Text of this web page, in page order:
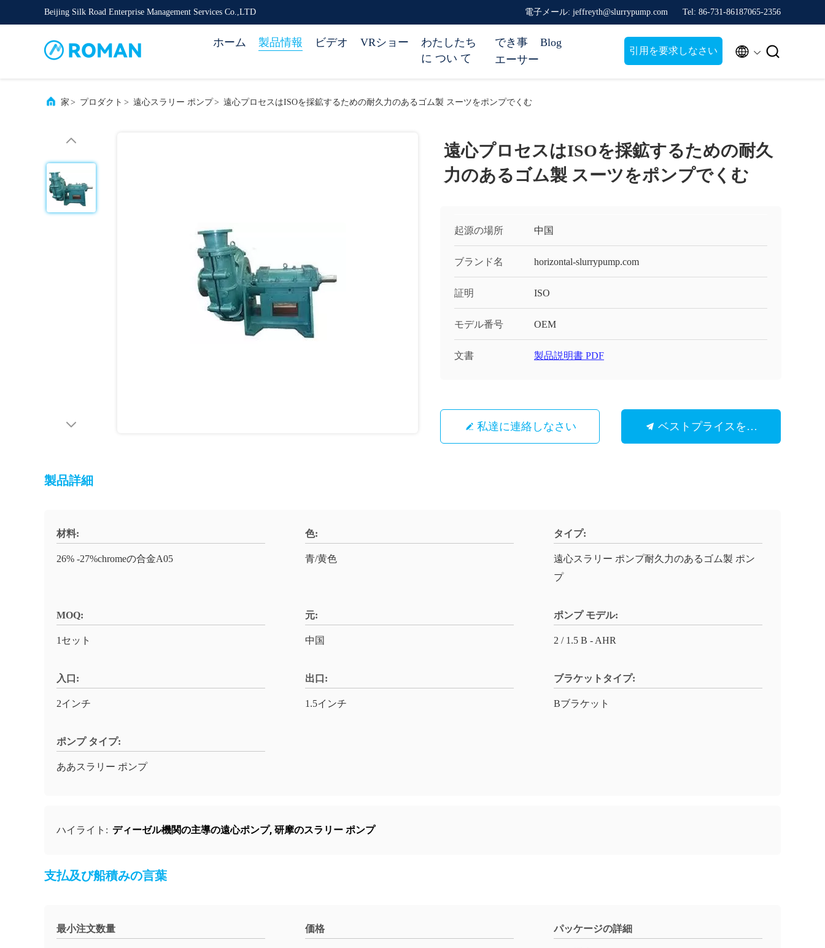
Beijing Silk Road Enterprise Management Services Co.,LTD 電子メール: jeffreyth@slurrypump.com Tel: 86-731-86187065-2356
ホーム 製品情報 ビデオ VRショー
わたしたち
に つい て
でき事
Blog
エーサー
引用を要求しなさい  
家 > プロダクト > 遠心スラリー ポンプ> 遠心プロセスはISOを採鉱するための耐久力のあるゴム製 スーツをポンプでくむ
遠心プロセスはISOを採鉱するための耐久
力のあるゴム製 スーツをポンプでくむ
起源の場所 中国
ブランド名 horizontal-slurrypump.com
証明 ISO
モデル番号 OEM
文書 製品説明書 PDF
私達に連絡しなさい ベストプライスを取得
製品詳細
材料:
26% -27%chromeの合金A05
色:
青/黄色
タイプ:
遠心スラリー ポンプ耐久力のあるゴム製 ポン
プ
MOQ:
1セット
元:
中国
ポンプ モデル:
2 / 1.5 B - AHR
入口:
2インチ
出口:
1.5インチ
ブラケットタイプ:
Bブラケット
ポンプ タイプ:
ああスラリー ポンプ
ハイライト: ディーゼル機関の主導の遠心ポンプ, 研摩のスラリー ポンプ
支払及び船積みの言葉
最小注文数量 価格 パッケージの詳細